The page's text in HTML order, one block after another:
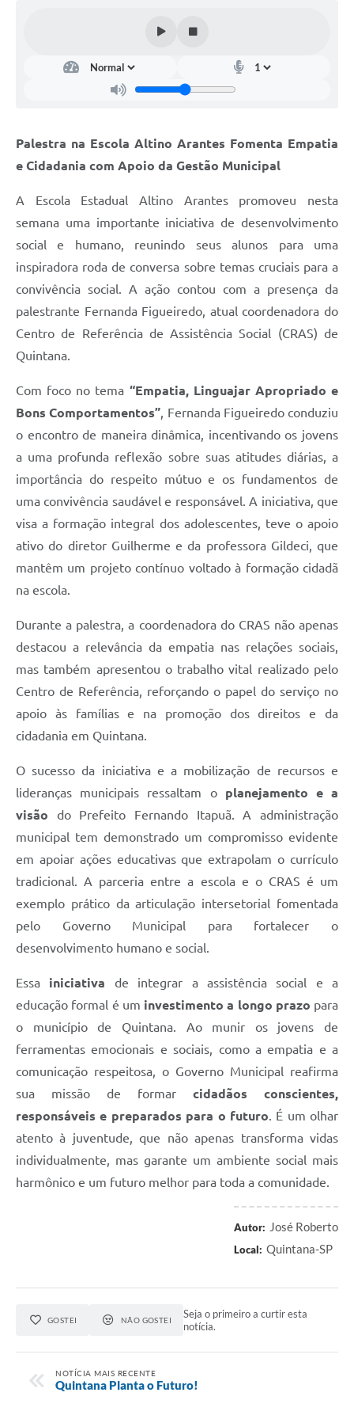
Palestra na Escola Altino Arantes Fomenta Empatia
e Cidadania com Apoio da Gestão Municipal
A Escola Estadual Altino Arantes promoveu nesta
semana uma importante iniciativa de desenvolvimento
social e humano, reunindo seus alunos para uma
inspiradora roda de conversa sobre temas cruciais para a
convivência social. A ação contou com a presença da
palestrante Fernanda Figueiredo, atual coordenadora do
Centro de Referência de Assistência Social (CRAS) de
Quintana.
Com foco no tema “Empatia, Linguajar Apropriado e
Bons Comportamentos” , Fernanda Figueiredo conduziu
o encontro de maneira dinâmica, incentivando os jovens
a uma profunda reflexão sobre suas atitudes diárias, a
importância do respeito mútuo e os fundamentos de
uma convivência saudável e responsável. A iniciativa, que
visa a formação integral dos adolescentes, teve o apoio
ativo do diretor Guilherme e da professora Gildeci, que
mantêm um projeto contínuo voltado à formação cidadã
na escola.
Durante a palestra, a coordenadora do CRAS não apenas
destacou a relevância da empatia nas relações sociais,
mas também apresentou o trabalho vital realizado pelo
Centro de Referência, reforçando o papel do serviço no
apoio às famílias e na promoção dos direitos e da
cidadania em Quintana.
O sucesso da iniciativa e a mobilização de recursos e
lideranças municipais ressaltam o planejamento e a
visão do Prefeito Fernando Itapuã. A administração
municipal tem demonstrado um compromisso evidente
em apoiar ações educativas que extrapolam o currículo
tradicional. A parceria entre a escola e o CRAS é um
exemplo prático da articulação intersetorial fomentada
pelo Governo Municipal para fortalecer o
desenvolvimento humano e social.
Essa iniciativa de integrar a assistência social e a
educação formal é um investimento a longo prazo para
o município de Quintana. Ao munir os jovens de
ferramentas emocionais e sociais, como a empatia e a
comunicação respeitosa, o Governo Municipal reafirma
sua missão de formar cidadãos conscientes,
responsáveis e preparados para o futuro . É um olhar
atento à juventude, que não apenas transforma vidas
individualmente, mas garante um ambiente social mais
harmônico e um futuro melhor para toda a comunidade.
Autor: José Roberto
Local: Quintana-SP
GOSTEI NÃO GOSTEI
Seja o primeiro a curtir esta
notícia.
NOTÍCIA MAIS RECENTE
Quintana Planta o Futuro!